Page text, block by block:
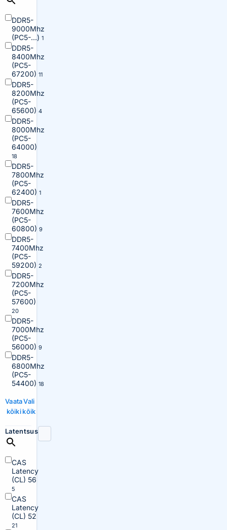
DDR5-
9000Mhz
(PC5-...) 1
DDR5-
8400Mhz
(PC5-
67200) 11
DDR5-
8200Mhz
(PC5-
65600) 4
DDR5-
8000Mhz
(PC5-
64000)
18
DDR5-
7800Mhz
(PC5-
62400) 1
DDR5-
7600Mhz
(PC5-
60800) 9
DDR5-
7400Mhz
(PC5-
59200) 2
DDR5-
7200Mhz
(PC5-
57600)
20
DDR5-
7000Mhz
(PC5-
56000) 9
DDR5-
6800Mhz
(PC5-
54400) 18
Vaata
kõiki
Vali
kõik
Latentsus
CAS
Latency
(CL) 56
5
CAS
Latency
(CL) 52
21